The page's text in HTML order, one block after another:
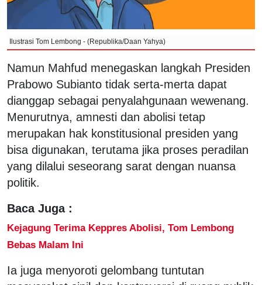
Ilustrasi Tom Lembong - (Republika/Daan Yahya)
Namun Mahfud menegaskan langkah Presiden
Prabowo Subianto tidak serta-merta dapat
dianggap sebagai penyalahgunaan wewenang.
Menurutnya, amnesti dan abolisi tetap
merupakan hak konstitusional presiden yang
bisa digunakan, terutama jika proses peradilan
yang dilalui seseorang sarat dengan nuansa
politik.
Baca Juga :
Kejagung Terima Keppres Abolisi, Tom Lembong
Bebas Malam Ini
Ia juga menyoroti gelombang tuntutan